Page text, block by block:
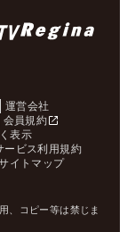
運営会社
会員規約
表示
ービス利用規約
イトマップ
、コピー等は禁じま